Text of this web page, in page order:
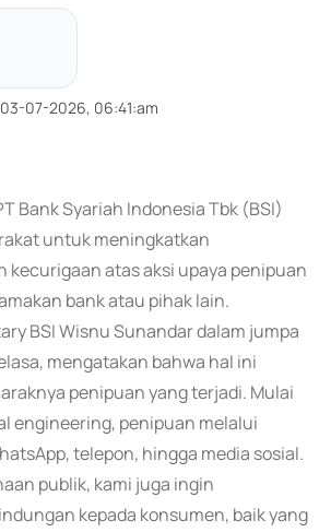
03-07-2026, 06:41:am
Bank Syariah Indonesia Tbk (BSI)
untuk meningkatkan
kecurigaan atas aksi upaya penipuan
bank atau pihak lain.
BSI Wisnu Sunandar dalam jumpa
mengatakan bahwa hal ini
penipuan yang terjadi. Mulai
engineering, penipuan melalui
telepon, hingga media sosial.
publik, kami juga ingin
kepada konsumen, baik yang